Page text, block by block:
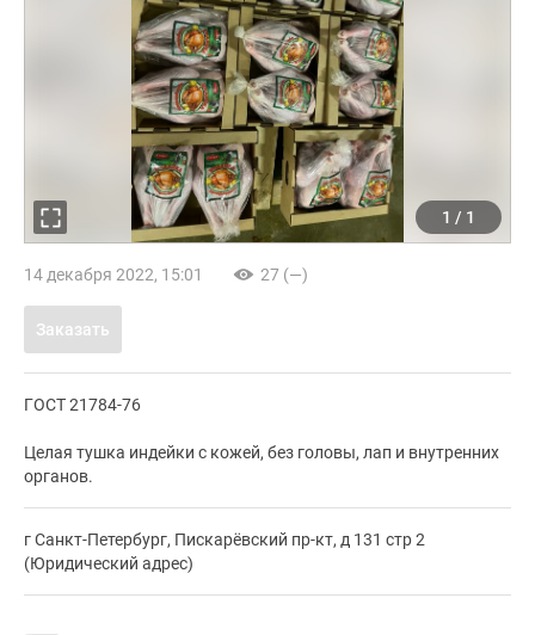
1 / 1
14 декабря 2022, 15:01 27 (—)
Заказать
ГОСТ 21784-76
Целая тушка индейки с кожей, без головы, лап и внутренних
органов.
г Санкт-Петербург, Пискарёвский пр-кт, д 131 стр 2
(Юридический адрес)